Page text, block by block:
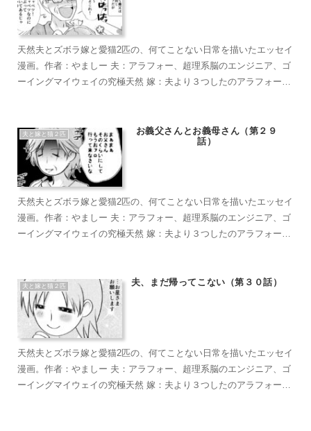
天然夫とズボラ嫁と愛猫2匹の、何てことない日常を描いたエッセイ
漫画。作者：やましー 夫：アラフォー、超理系脳のエンジニア、ゴ
ーイングマイウェイの究極天然 嫁：夫より３つしたのアラフォー、
えん坊のもふもふ こぶ茶：抱っこが大好きラグドール。遊びへの欲
求がすごい。やりたい放題のバ…やんちゃ坊主
夫と嫁と猫２匹
お義父さんとお義母さん（第２９
話）
天然夫とズボラ嫁と愛猫2匹の、何てことない日常を描いたエッセイ
漫画。作者：やましー 夫：アラフォー、超理系脳のエンジニア、ゴ
ーイングマイウェイの究極天然 嫁：夫より３つしたのアラフォー、
えん坊のもふもふ こぶ茶：抱っこが大好きラグドール。遊びへの欲
求がすごい。やりたい放題のバ…やんちゃ坊主
夫と嫁と猫２匹 夫、まだ帰ってこない（第３０話）
天然夫とズボラ嫁と愛猫2匹の、何てことない日常を描いたエッセイ
漫画。作者：やましー 夫：アラフォー、超理系脳のエンジニア、ゴ
ーイングマイウェイの究極天然 嫁：夫より３つしたのアラフォー、